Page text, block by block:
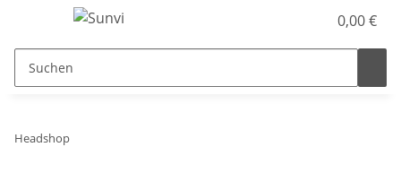
0,00 €
Headshop